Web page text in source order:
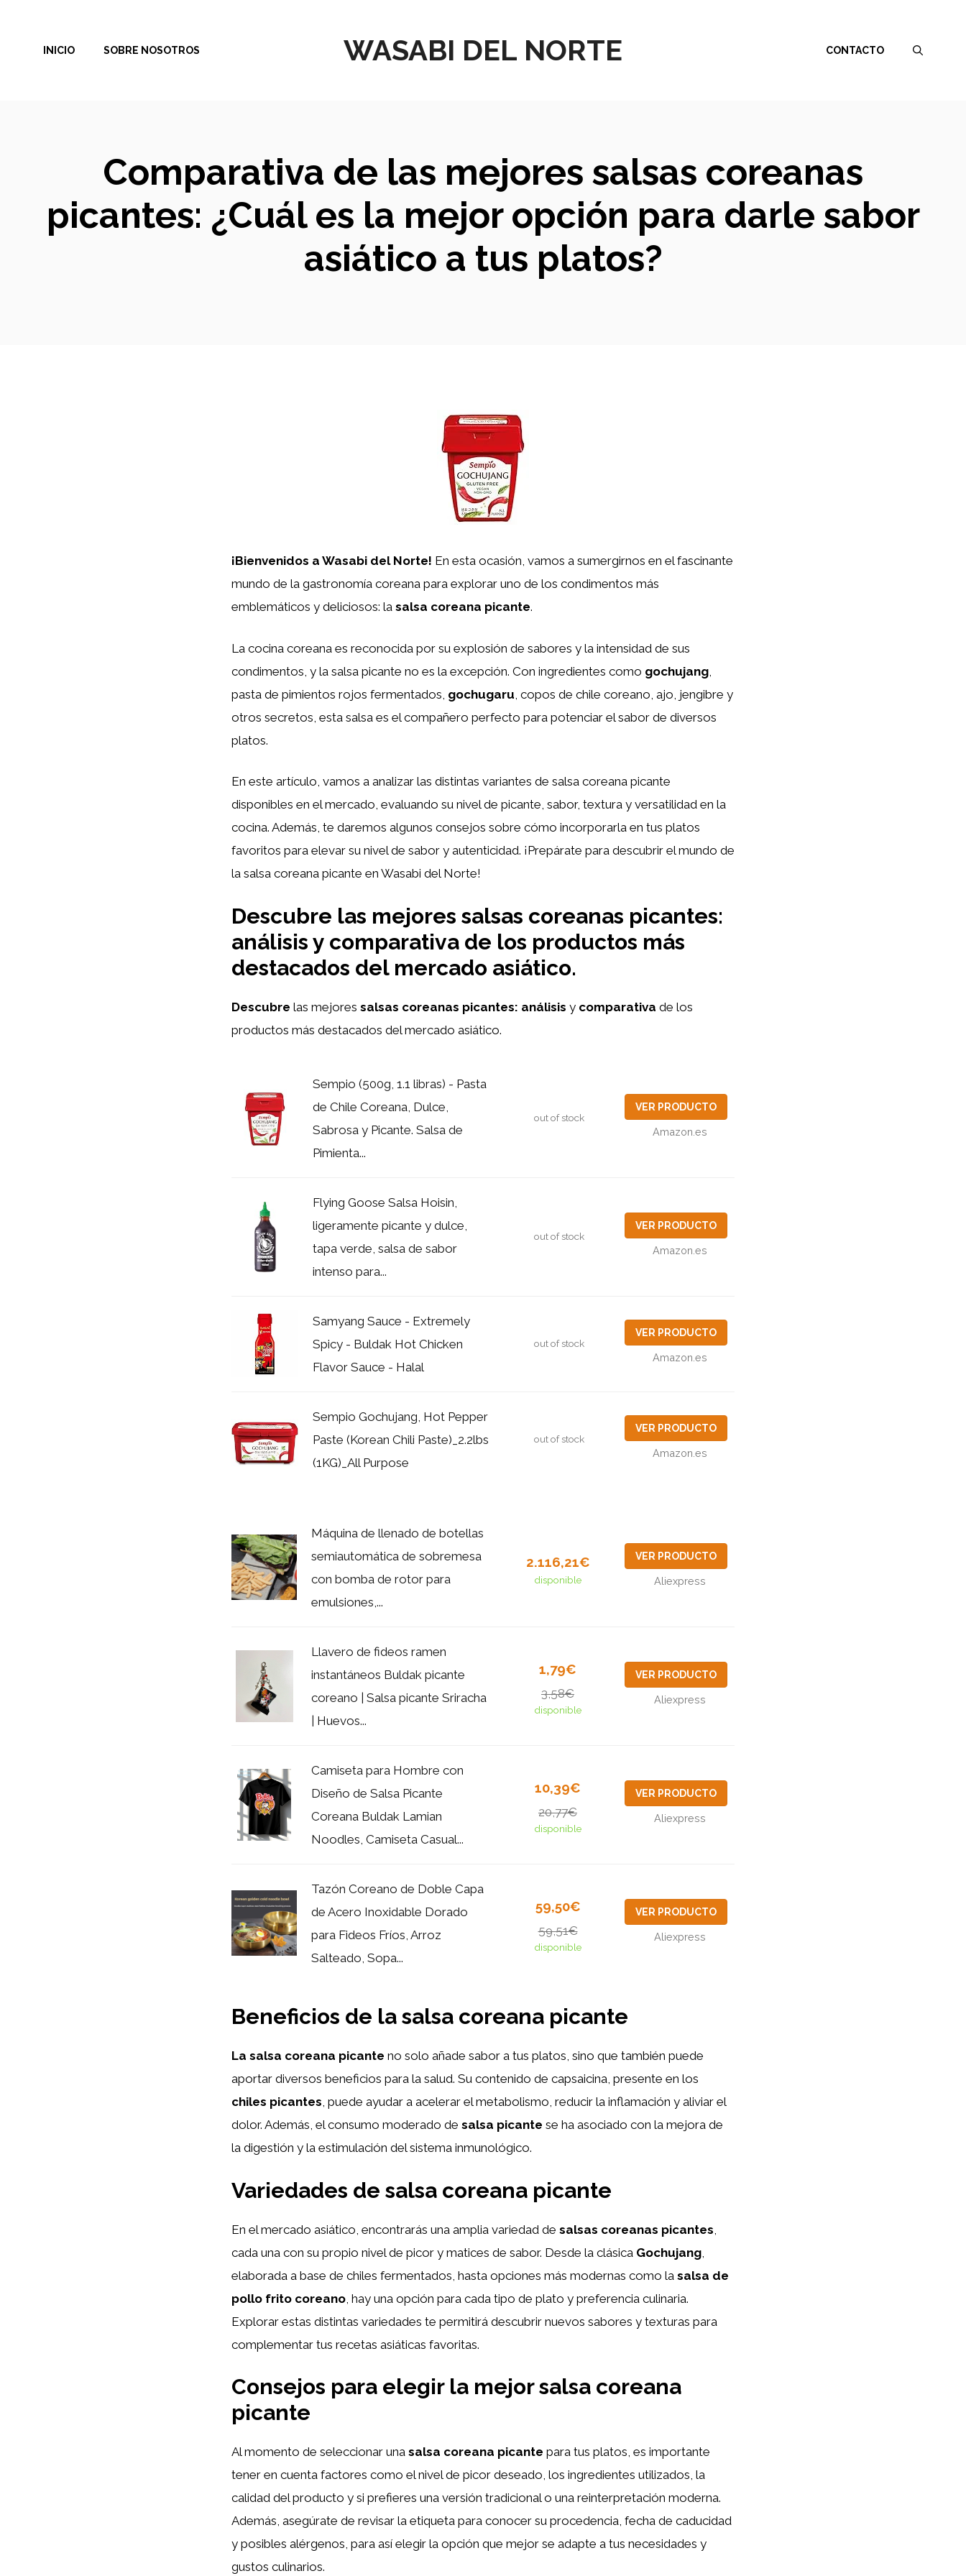
contenido
WASABI DEL NORTE
INICIO SOBRE NOSOTROS CONTACTO
Comparativa de las mejores salsas coreanas
picantes: ¿Cuál es la mejor opción para darle sabor
asiático a tus platos?
¡Bienvenidos a Wasabi del Norte! En esta ocasión, vamos a sumergirnos en el fascinante
mundo de la gastronomía coreana para explorar uno de los condimentos más
emblemáticos y deliciosos: la salsa coreana picante.
La cocina coreana es reconocida por su explosión de sabores y la intensidad de sus
condimentos, y la salsa picante no es la excepción. Con ingredientes como gochujang
pasta de pimientos rojos fermentados, gochugaru , copos de chile coreano, ajo, jengibre y
otros secretos, esta salsa es el compañero perfecto para potenciar el sabor de diversos
platos.
En este artículo, vamos a analizar las distintas variantes de salsa coreana picante
disponibles en el mercado, evaluando su nivel de picante, sabor, textura y versatilidad en la
cocina. Además, te daremos algunos consejos sobre cómo incorporarla en tus platos
favoritos para elevar su nivel de sabor y autenticidad. ¡Prepárate para descubrir el mundo de
la salsa coreana picante en Wasabi del Norte!
Descubre las mejores salsas coreanas picantes:
análisis y comparativa de los productos más
destacados del mercado asiático.
Descubre las mejores salsas coreanas picantes: análisis y comparativa de los
productos más destacados del mercado asiático.
Sempio (500g, 1.1 libras) - Pasta
de Chile Coreana, Dulce,
Sabrosa y Picante. Salsa de
Pimienta...
out of stock
VER PRODUCTO
Amazon.es
Flying Goose Salsa Hoisin,
ligeramente picante y dulce,
tapa verde, salsa de sabor
intenso para...
out of stock
VER PRODUCTO
Amazon.es
Samyang Sauce - Extremely
Spicy - Buldak Hot Chicken
Flavor Sauce - Halal
out of stock
VER PRODUCTO
Amazon.es
Sempio Gochujang, Hot Pepper
Paste (Korean Chili Paste)_2.2lbs
(1KG)_All Purpose
out of stock
VER PRODUCTO
Amazon.es
Máquina de llenado de botellas
semiautomática de sobremesa
con bomba de rotor para
emulsiones,...
2.116,21€
disponible
VER PRODUCTO
Aliexpress
Llavero de fideos ramen
instantáneos Buldak picante
coreano | Salsa picante Sriracha
| Huevos...
1,79€
3,58€
disponible
VER PRODUCTO
Aliexpress
Camiseta para Hombre con
Diseño de Salsa Picante
Coreana Buldak Lamian
Noodles, Camiseta Casual...
10,39€
20,77€
disponible
VER PRODUCTO
Aliexpress
Tazón Coreano de Doble Capa
de Acero Inoxidable Dorado
para Fideos Fríos, Arroz
Salteado, Sopa...
59,50€
59,51€
disponible
VER PRODUCTO
Aliexpress
Beneficios de la salsa coreana picante
La salsa coreana picante no solo añade sabor a tus platos, sino que también puede
aportar diversos beneficios para la salud. Su contenido de capsaicina, presente en los
chiles picantes, puede ayudar a acelerar el metabolismo, reducir la inflamación y aliviar el
dolor. Además, el consumo moderado de salsa picante se ha asociado con la mejora de
la digestión y la estimulación del sistema inmunológico.
Variedades de salsa coreana picante
En el mercado asiático, encontrarás una amplia variedad de salsas coreanas picantes
cada una con su propio nivel de picor y matices de sabor. Desde la clásica Gochujang
elaborada a base de chiles fermentados, hasta opciones más modernas como la salsa de
pollo frito coreano , hay una opción para cada tipo de plato y preferencia culinaria.
Explorar estas distintas variedades te permitirá descubrir nuevos sabores y texturas para
complementar tus recetas asiáticas favoritas.
Consejos para elegir la mejor salsa coreana
picante
Al momento de seleccionar una salsa coreana picante para tus platos, es importante
tener en cuenta factores como el nivel de picor deseado, los ingredientes utilizados, la
calidad del producto y si prefieres una versión tradicional o una reinterpretación moderna.
Además, asegúrate de revisar la etiqueta para conocer su procedencia, fecha de caducidad
y posibles alérgenos, para así elegir la opción que mejor se adapte a tus necesidades y
gustos culinarios.